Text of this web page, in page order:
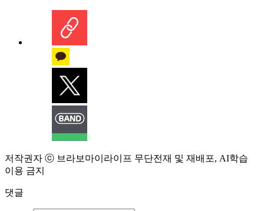
저작권자 ⓒ 브라보마이라이프 무단전재 및 재배포, AI학습
이용 금지
댓글